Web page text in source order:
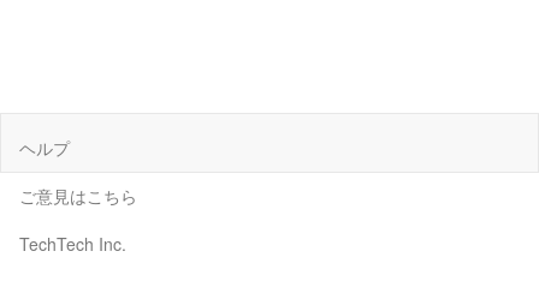
ヘルプ
ご意見はこちら
TechTech Inc.